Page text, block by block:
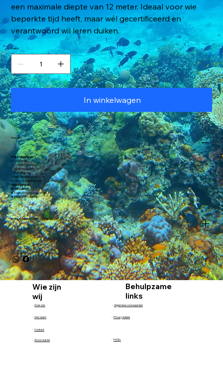
een maximale diepte van 12 meter. Ideaal voor wie
beperkte tijd heeft, maar wél gecertificeerd en
verantwoord wil leren duiken.
Aantal
In winkelwagen
Meer info
Wat is inbegrepen:
✅ E-learning*
✅ 3 zwembad lessen
✅ 2 buitenwater lessen
✅ Duikuitrusting
✅ Verzekering tijdens de les
✅ Uw e-card (duikbrevet)
Niet inbegrepen:
❌ Extra lessen
❌ Eventuele toegangsgelden
❌ Eventuele maaltijden
RETOURNEREN EN TERUGBETALINGEN
Wie zijn
wij
-Over ons
-Ons team
-Contact
-Word club lid
Behulpzame
links
-Algemene voorwaarden
- Privacy beleid
- FAQ's